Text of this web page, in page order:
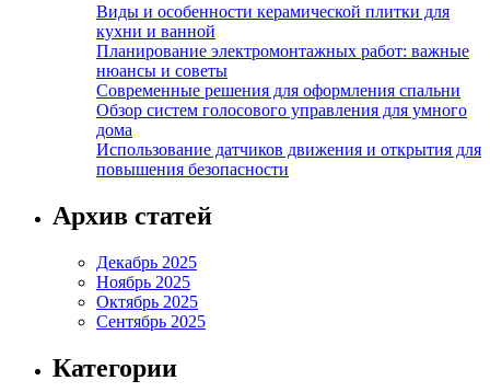
Виды и особенности керамической плитки для
кухни и ванной
Планирование электромонтажных работ: важные
нюансы и советы
Современные решения для оформления спальни
Обзор систем голосового управления для умного
дома
Использование датчиков движения и открытия для
повышения безопасности
Архив статей
Декабрь 2025
Ноябрь 2025
Октябрь 2025
Сентябрь 2025
Категории